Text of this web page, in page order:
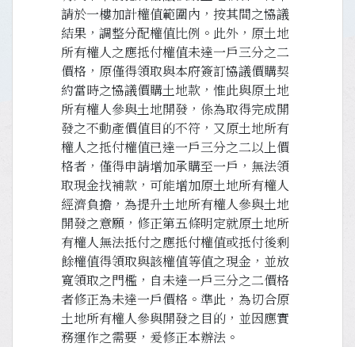
請於一樓加計權值範圍內，按其間之協議
結果，調整分配權值比例。此外，原土地
所有權人之應抵付權值未達一戶三分之二
價格，原僅得領取與本府簽訂協議價購契
約當時之協議價購土地款，惟此與原土地
所有權人參與土地開發，係為取得完成開
發之不動產價值目的不符，又原土地所有
權人之抵付權值已達一戶三分之二以上價
格者，僅得申請增加承購至一戶，無法領
取現金找補款，可能增加原土地所有權人
經濟負擔，為提升土地所有權人參與土地
開發之意願，修正第五條明定就原土地所
有權人無法抵付之應抵付權值或抵付後剩
餘權值得領取與該權值等值之現金，並放
寬領取之門檻，自未達一戶三分之二價格
者修正為未達一戶價格。準此，為切合原
土地所有權人參與開發之目的，並因應實
務運作之需要，爰修正本辦法。